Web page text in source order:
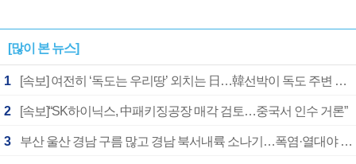
[많이 본 뉴스]
1 [속보] 여전히 ‘독도는 우리땅’ 외치는 日…韓선박이 독도 주변 해양조사 활동하자 반발
2 [속보]“SK하이닉스, 中패키징공장 매각 검토…중국서 인수 거론”
3 부산 울산 경남 구름 많고 경남 북서내륙 소나기…폭염·열대야 계속